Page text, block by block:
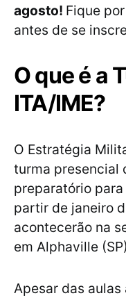
agosto! Fique
antes de se
O que é a
ITA/IME?
O Estratégia
turma presencial
preparatório para
partir de janeiro
acontecerão na
em Alphaville
Apesar das